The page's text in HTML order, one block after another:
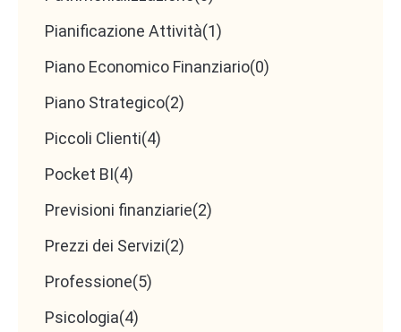
Pianificazione Attività(1)
Piano Economico Finanziario(0)
Piano Strategico(2)
Piccoli Clienti(4)
Pocket BI(4)
Previsioni finanziarie(2)
Prezzi dei Servizi(2)
Professione(5)
Psicologia(4)